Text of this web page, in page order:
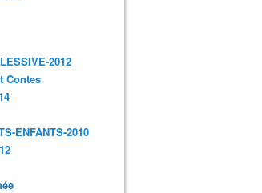
2012
Contes
ENFANTS-2010